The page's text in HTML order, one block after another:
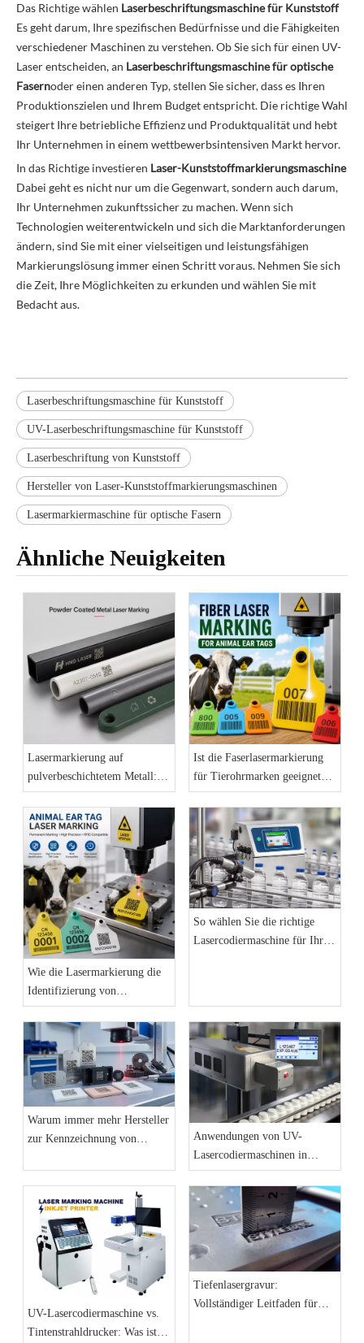
Das Richtige wählen Laserbeschriftungsmaschine für Kunststoff
Es geht darum, Ihre spezifischen Bedürfnisse und die Fähigkeiten
verschiedener Maschinen zu verstehen. Ob Sie sich für einen UV-
Laser entscheiden, an Laserbeschriftungsmaschine für optische
Fasernoder einen anderen Typ, stellen Sie sicher, dass es Ihren
Produktionszielen und Ihrem Budget entspricht. Die richtige Wahl
steigert Ihre betriebliche Effizienz und Produktqualität und hebt
Ihr Unternehmen in einem wettbewerbsintensiven Markt hervor.
In das Richtige investieren Laser-Kunststoffmarkierungsmaschine
Dabei geht es nicht nur um die Gegenwart, sondern auch darum,
Ihr Unternehmen zukunftssicher zu machen. Wenn sich
Technologien weiterentwickeln und sich die Marktanforderungen
ändern, sind Sie mit einer vielseitigen und leistungsfähigen
Markierungslösung immer einen Schritt voraus. Nehmen Sie sich
die Zeit, Ihre Möglichkeiten zu erkunden und wählen Sie mit
Bedacht aus.
Laserbeschriftungsmaschine für Kunststoff
UV-Laserbeschriftungsmaschine für Kunststoff
Laserbeschriftung von Kunststoff
Hersteller von Laser-Kunststoffmarkierungsmaschinen
Lasermarkiermaschine für optische Fasern
Ähnliche Neuigkeiten
Lasermarkierung auf
pulverbeschichtetem Metall:
Eine dauerhafte
Kennzeichnungslösung für
Industrieprodukte
Ist die Faserlasermarkierung
für Tierohrmarken geeignet?
Ein praktischer Leitfaden für
Hersteller
Wie die Lasermarkierung die
Identifizierung von
Tierohrmarken und die
Rückverfolgbarkeit von
Nutztieren verbessert
So wählen Sie die richtige
Lasercodiermaschine für Ihre
Warum immer mehr Hersteller
zur Kennzeichnung von
umsteigen
Anwendungen von UV-
Lasercodiermaschinen in
Produktionslinien in der
Werkstatt
UV-Lasercodiermaschine vs.
Tintenstrahldrucker: Was ist
Tiefenlasergravur:
Vollständiger Leitfaden für